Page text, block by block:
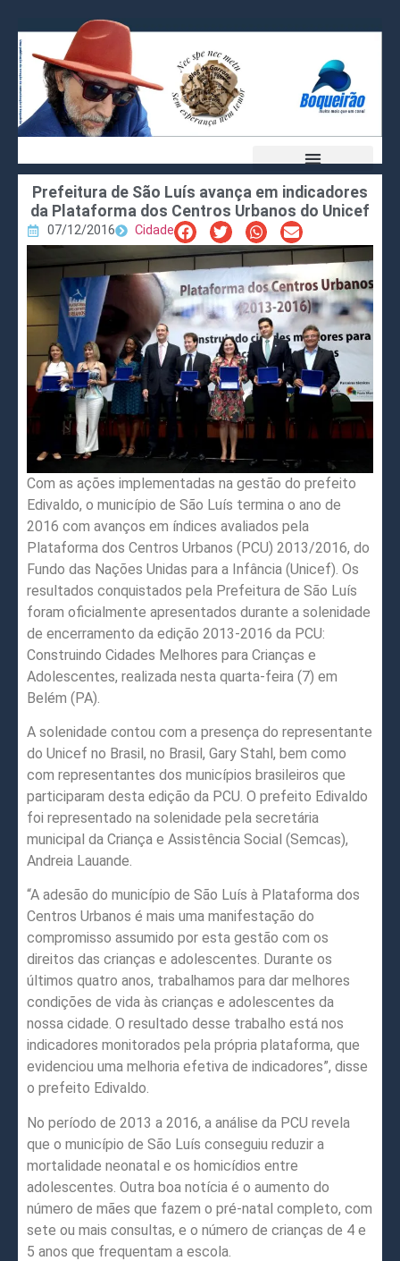
Prefeitura de São Luís avança em indicadores
da Plataforma dos Centros Urbanos do Unicef
07/12/2016 Cidade
Com as ações implementadas na gestão do prefeito
Edivaldo, o município de São Luís termina o ano de
2016 com avanços em índices avaliados pela
Plataforma dos Centros Urbanos (PCU) 2013/2016, do
Fundo das Nações Unidas para a Infância (Unicef). Os
resultados conquistados pela Prefeitura de São Luís
foram oficialmente apresentados durante a solenidade
de encerramento da edição 2013-2016 da PCU:
Construindo Cidades Melhores para Crianças e
Adolescentes, realizada nesta quarta-feira (7) em
Belém (PA).
A solenidade contou com a presença do representante
do Unicef no Brasil, no Brasil, Gary Stahl, bem como
com representantes dos municípios brasileiros que
participaram desta edição da PCU. O prefeito Edivaldo
foi representado na solenidade pela secretária
municipal da Criança e Assistência Social (Semcas),
Andreia Lauande.
“A adesão do município de São Luís à Plataforma dos
Centros Urbanos é mais uma manifestação do
compromisso assumido por esta gestão com os
direitos das crianças e adolescentes. Durante os
últimos quatro anos, trabalhamos para dar melhores
condições de vida às crianças e adolescentes da
nossa cidade. O resultado desse trabalho está nos
indicadores monitorados pela própria plataforma, que
evidenciou uma melhoria efetiva de indicadores”, disse
o prefeito Edivaldo.
No período de 2013 a 2016, a análise da PCU revela
que o município de São Luís conseguiu reduzir a
mortalidade neonatal e os homicídios entre
adolescentes. Outra boa notícia é o aumento do
número de mães que fazem o pré-natal completo, com
sete ou mais consultas, e o número de crianças de 4 e
5 anos que frequentam a escola.